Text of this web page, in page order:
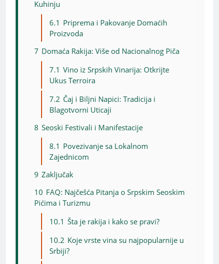
Kuhinju
6.1 Priprema i Pakovanje Domaćih
Proizvoda
7 Domaća Rakija: Više od Nacionalnog Piča
7.1 Vino iz Srpskih Vinarija: Otkrijte
Ukus Terroira
7.2 Čaj i Biljni Napici: Tradicija i
Blagotvorni Uticaji
8 Seoski Festivali i Manifestacije
8.1 Povezivanje sa Lokalnom
Zajednicom
9 Zaključak
10 FAQ: Najčešća Pitanja o Srpskim Seoskim
Pićima i Turizmu
10.1 Šta je rakija i kako se pravi?
10.2 Koje vrste vina su najpopularnije u
Srbiji?